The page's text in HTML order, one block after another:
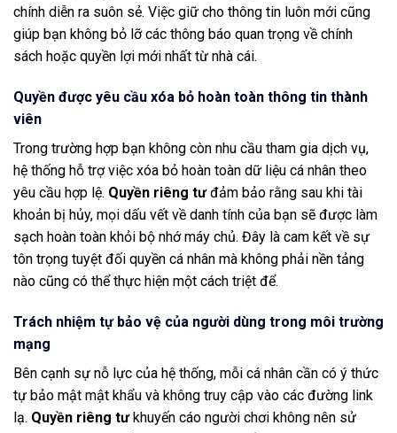
chính diễn ra suôn sẻ. Việc giữ cho thông tin luôn mới cũng
giúp bạn không bỏ lỡ các thông báo quan trọng về chính
sách hoặc quyền lợi mới nhất từ nhà cái.
Quyền được yêu cầu xóa bỏ hoàn toàn thông tin thành
viên
Trong trường hợp bạn không còn nhu cầu tham gia dịch vụ,
hệ thống hỗ trợ việc xóa bỏ hoàn toàn dữ liệu cá nhân theo
yêu cầu hợp lệ. Quyền riêng tưđảm bảo rằng sau khi tài
khoản bị hủy, mọi dấu vết về danh tính của bạn sẽ được làm
sạch hoàn toàn khỏi bộ nhớ máy chủ. Đây là cam kết về sự
tôn trọng tuyệt đối quyền cá nhân mà không phải nền tảng
nào cũng có thể thực hiện một cách triệt để.
Trách nhiệm tự bảo vệ của người dùng trong môi trường
mạng
Bên cạnh sự nỗ lực của hệ thống, mỗi cá nhân cần có ý thức
tự bảo mật mật khẩu và không truy cập vào các đường link
lạ. Quyền riêng tưkhuyến cáo người chơi không nên sử